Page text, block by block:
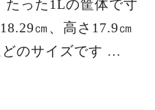
たった1Lの筐体で寸
㎝、高さ17.9㎝
どのサイズです …